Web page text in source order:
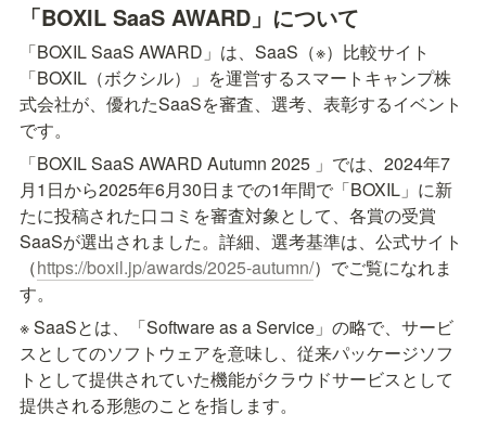
「BOXIL SaaS AWARD」について
「BOXIL SaaS AWARD」は、SaaS（※）比較サイト
「BOXIL（ボクシル）」を運営するスマートキャンプ株
式会社が、優れたSaaSを審査、選考、表彰するイベント
です。
「BOXIL SaaS AWARD Autumn 2025 」では、2024年7
月1日から2025年6月30日までの1年間で「BOXIL」に新
たに投稿された口コミを審査対象として、各賞の受賞
SaaSが選出されました。詳細、選考基準は、公式サイト
（https://boxil.jp/awards/2025-autumn/）でご覧になれま
す。
※ SaaSとは、「Software as a Service」の略で、サービ
スとしてのソフトウェアを意味し、従来パッケージソフ
トとして提供されていた機能がクラウドサービスとして
提供される形態のことを指します。